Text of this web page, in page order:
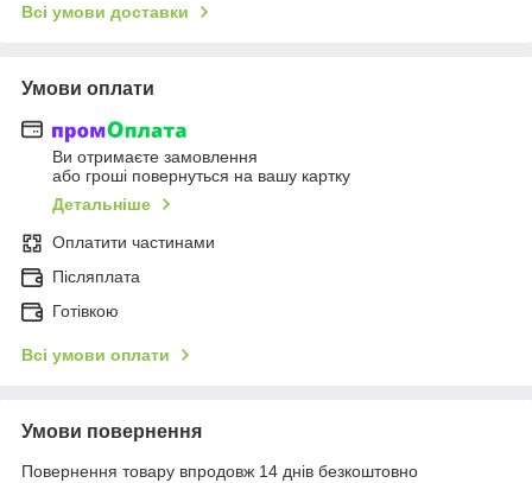
Всі умови доставки
Умови оплати
Ви отримаєте замовлення
або гроші повернуться на вашу картку
Детальніше
Оплатити частинами
Післяплата
Готівкою
Всі умови оплати
Умови повернення
Повернення товару впродовж 14 днів безкоштовно